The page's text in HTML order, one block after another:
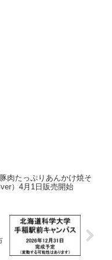
肉たっぷりあんかけ焼そ
）4月1日販売開始